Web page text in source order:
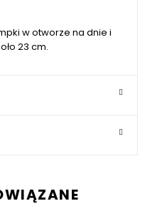
w otworze na dnie i
23 cm.